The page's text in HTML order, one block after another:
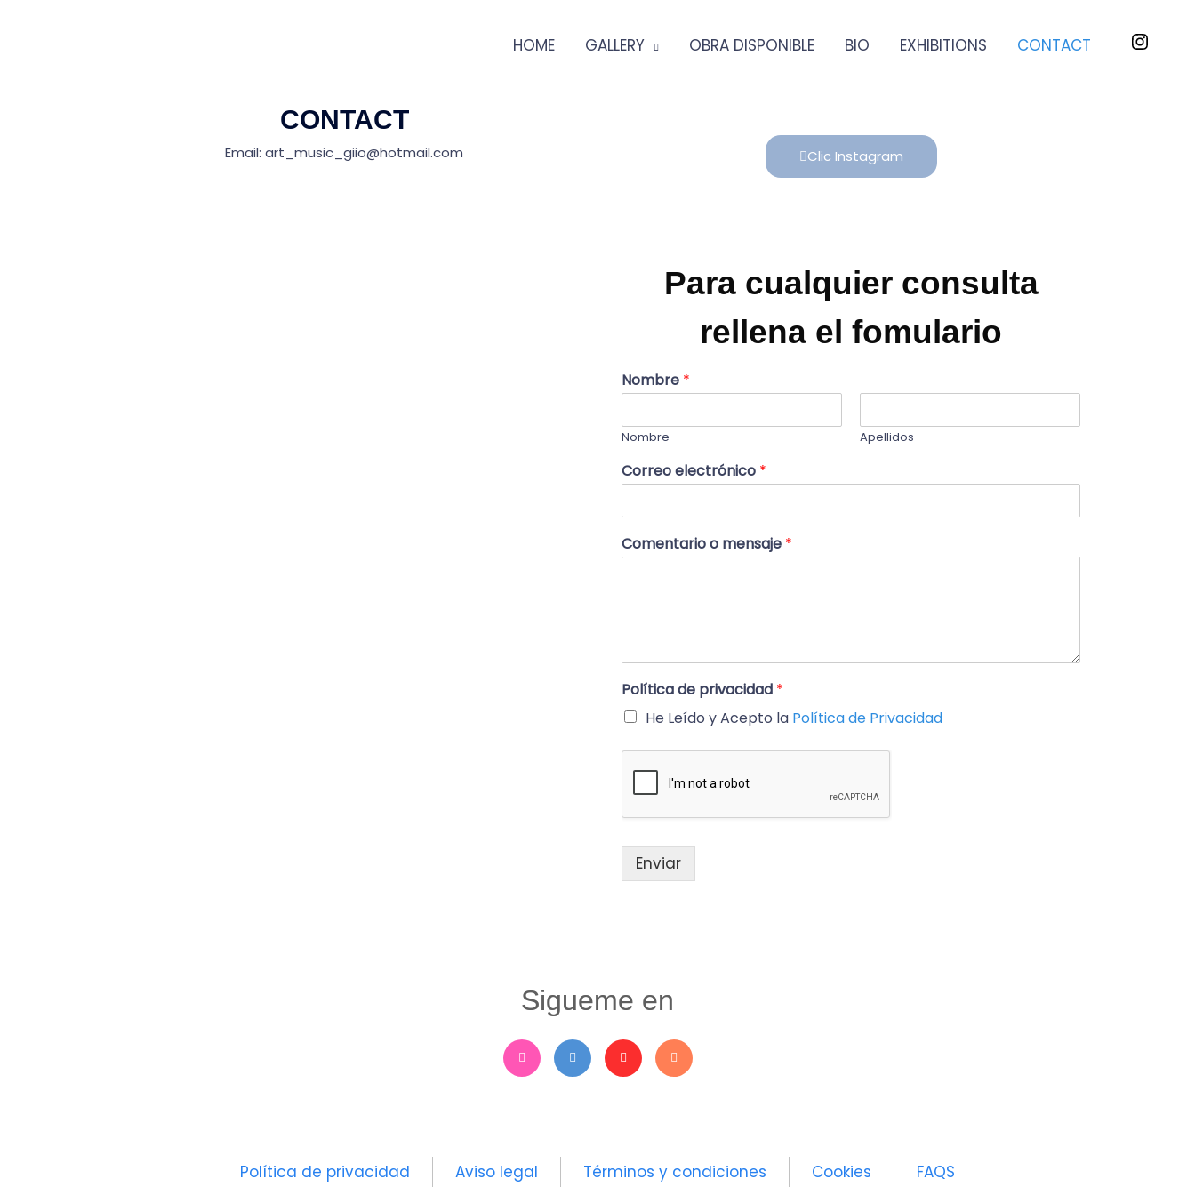
HOME GALLERY OBRA DISPONIBLE BIO EXHIBITIONS CONTACT
CONTACT
Email: art_music_giio@hotmail.com Clic Instagram
Para cualquier consulta
rellena el fomulario
Nombre *
Nombre Apellidos
Correo electrónico *
Comentario o mensaje *
Política de privacidad *
He Leído y Acepto la Política de Privacidad
Enviar
Sigueme en
Política de privacidad Aviso legal Términos y condiciones Cookies FAQS